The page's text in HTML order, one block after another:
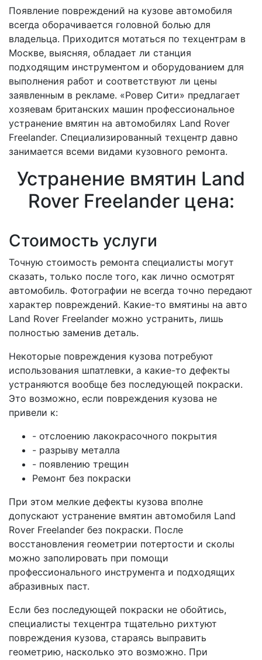
Появление повреждений на кузове автомобиля
всегда оборачивается головной болью для
владельца. Приходится мотаться по техцентрам в
Москве, выясняя, обладает ли станция
подходящим инструментом и оборудованием для
выполнения работ и соответствуют ли цены
заявленным в рекламе. «Ровер Сити» предлагает
хозяевам британских машин профессиональное
устранение вмятин на автомобилях Land Rover
Freelander. Специализированный техцентр давно
занимается всеми видами кузовного ремонта.
Устранение вмятин Land
Rover Freelander цена:
Стоимость услуги
Точную стоимость ремонта специалисты могут
сказать, только после того, как лично осмотрят
автомобиль. Фотографии не всегда точно передают
характер повреждений. Какие-то вмятины на авто
Land Rover Freelander можно устранить, лишь
полностью заменив деталь.
Некоторые повреждения кузова потребуют
использования шпатлевки, а какие-то дефекты
устраняются вообще без последующей покраски.
Это возможно, если повреждения кузова не
привели к:
- отслоению лакокрасочного покрытия
- разрыву металла
- появлению трещин
Ремонт без покраски
При этом мелкие дефекты кузова вполне
допускают устранение вмятин автомобиля Land
Rover Freelander без покраски. После
восстановления геометрии потертости и сколы
можно заполировать при помощи
профессионального инструмента и подходящих
абразивных паст.
Если без последующей покраски не обойтись,
специалисты техцентра тщательно рихтуют
повреждения кузова, стараясь выправить
геометрию, насколько это возможно. При